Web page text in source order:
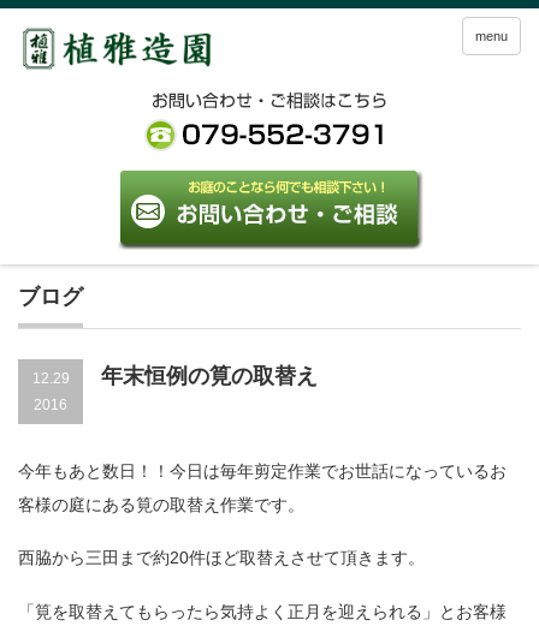
menu
ブログ
12.29
2016
年末恒例の筧の取替え
今年もあと数日！！今日は毎年剪定作業でお世話になっているお
客様の庭にある筧の取替え作業です。
西脇から三田まで約20件ほど取替えさせて頂きます。
「筧を取替えてもらったら気持よく正月を迎えられる」とお客様